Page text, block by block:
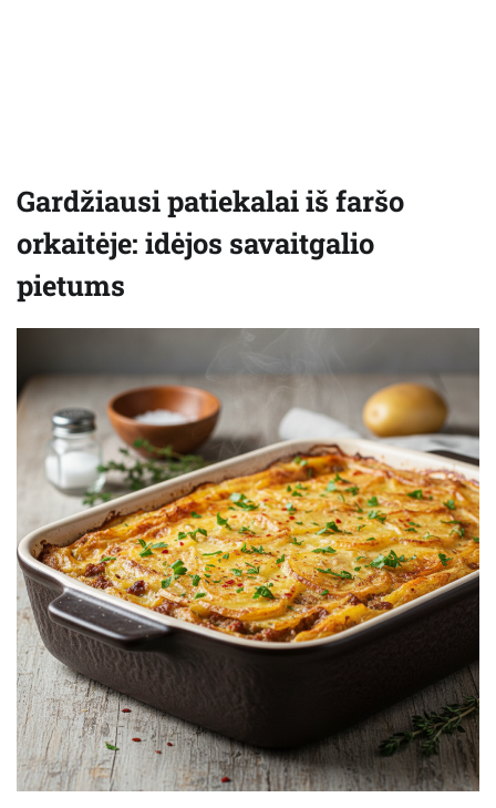
Gardžiausi patiekalai iš faršo
orkaitėje: idėjos savaitgalio
pietums